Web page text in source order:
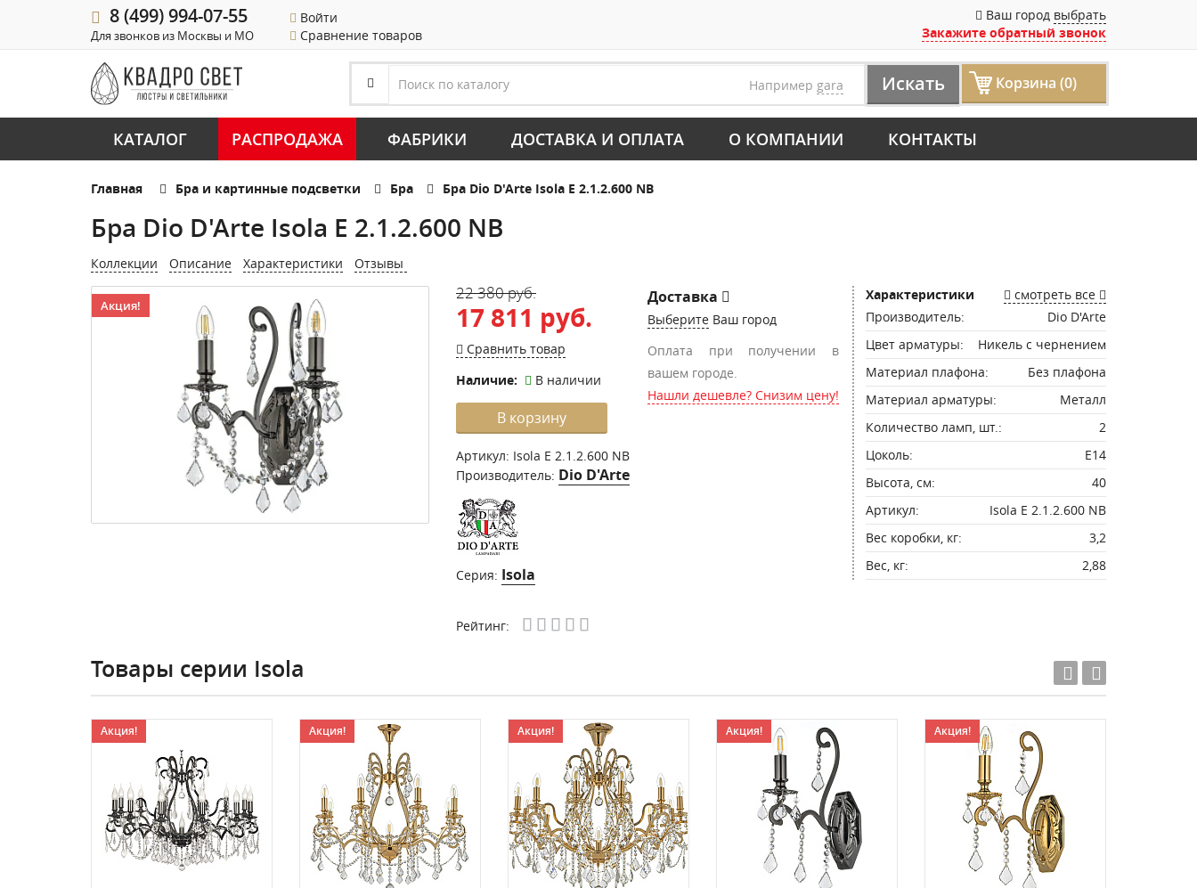
8 (499) 994-07-55
Для звонков из Москвы и МО
Войти
Сравнение товаров
Ваш город выбрать
Закажите обратный звонок
Например gara Искать Корзина (0)
КАТАЛОГ РАСПРОДАЖА ФАБРИКИ ДОСТАВКА И ОПЛАТА О КОМПАНИИ КОНТАКТЫ
Главная Бра и картинные подсветки Бра Бра Dio D'Arte Isola E 2.1.2.600 NB
Бра Dio D'Arte Isola E 2.1.2.600 NB
Коллекции Описание Характеристики Отзывы
Акция!
22 380 руб.
17 811 руб.
Сравнить товар
Наличие:
В наличии
В корзину
Артикул: Isola E 2.1.2.600 NB
Производитель: Dio D'Arte
Серия: Isola
Доставка
Выберите Ваш город
Оплата при получении в
вашем городе.
Нашли дешевле? Снизим цену!
Рейтинг:
Характеристики
смотреть все
Производитель:
Dio D'Arte
Цвет арматуры:
Никель с чернением
Материал плафона:
Без плафона
Материал арматуры:
Металл
Количество ламп, шт.:
2
Цоколь:
E14
Высота, см:
40
Артикул:
Isola E 2.1.2.600 NB
Вес коробки, кг:
3,2
Вес, кг:
2,88
Товары серии Isola
Акция! Акция! Акция! Акция! Акция!